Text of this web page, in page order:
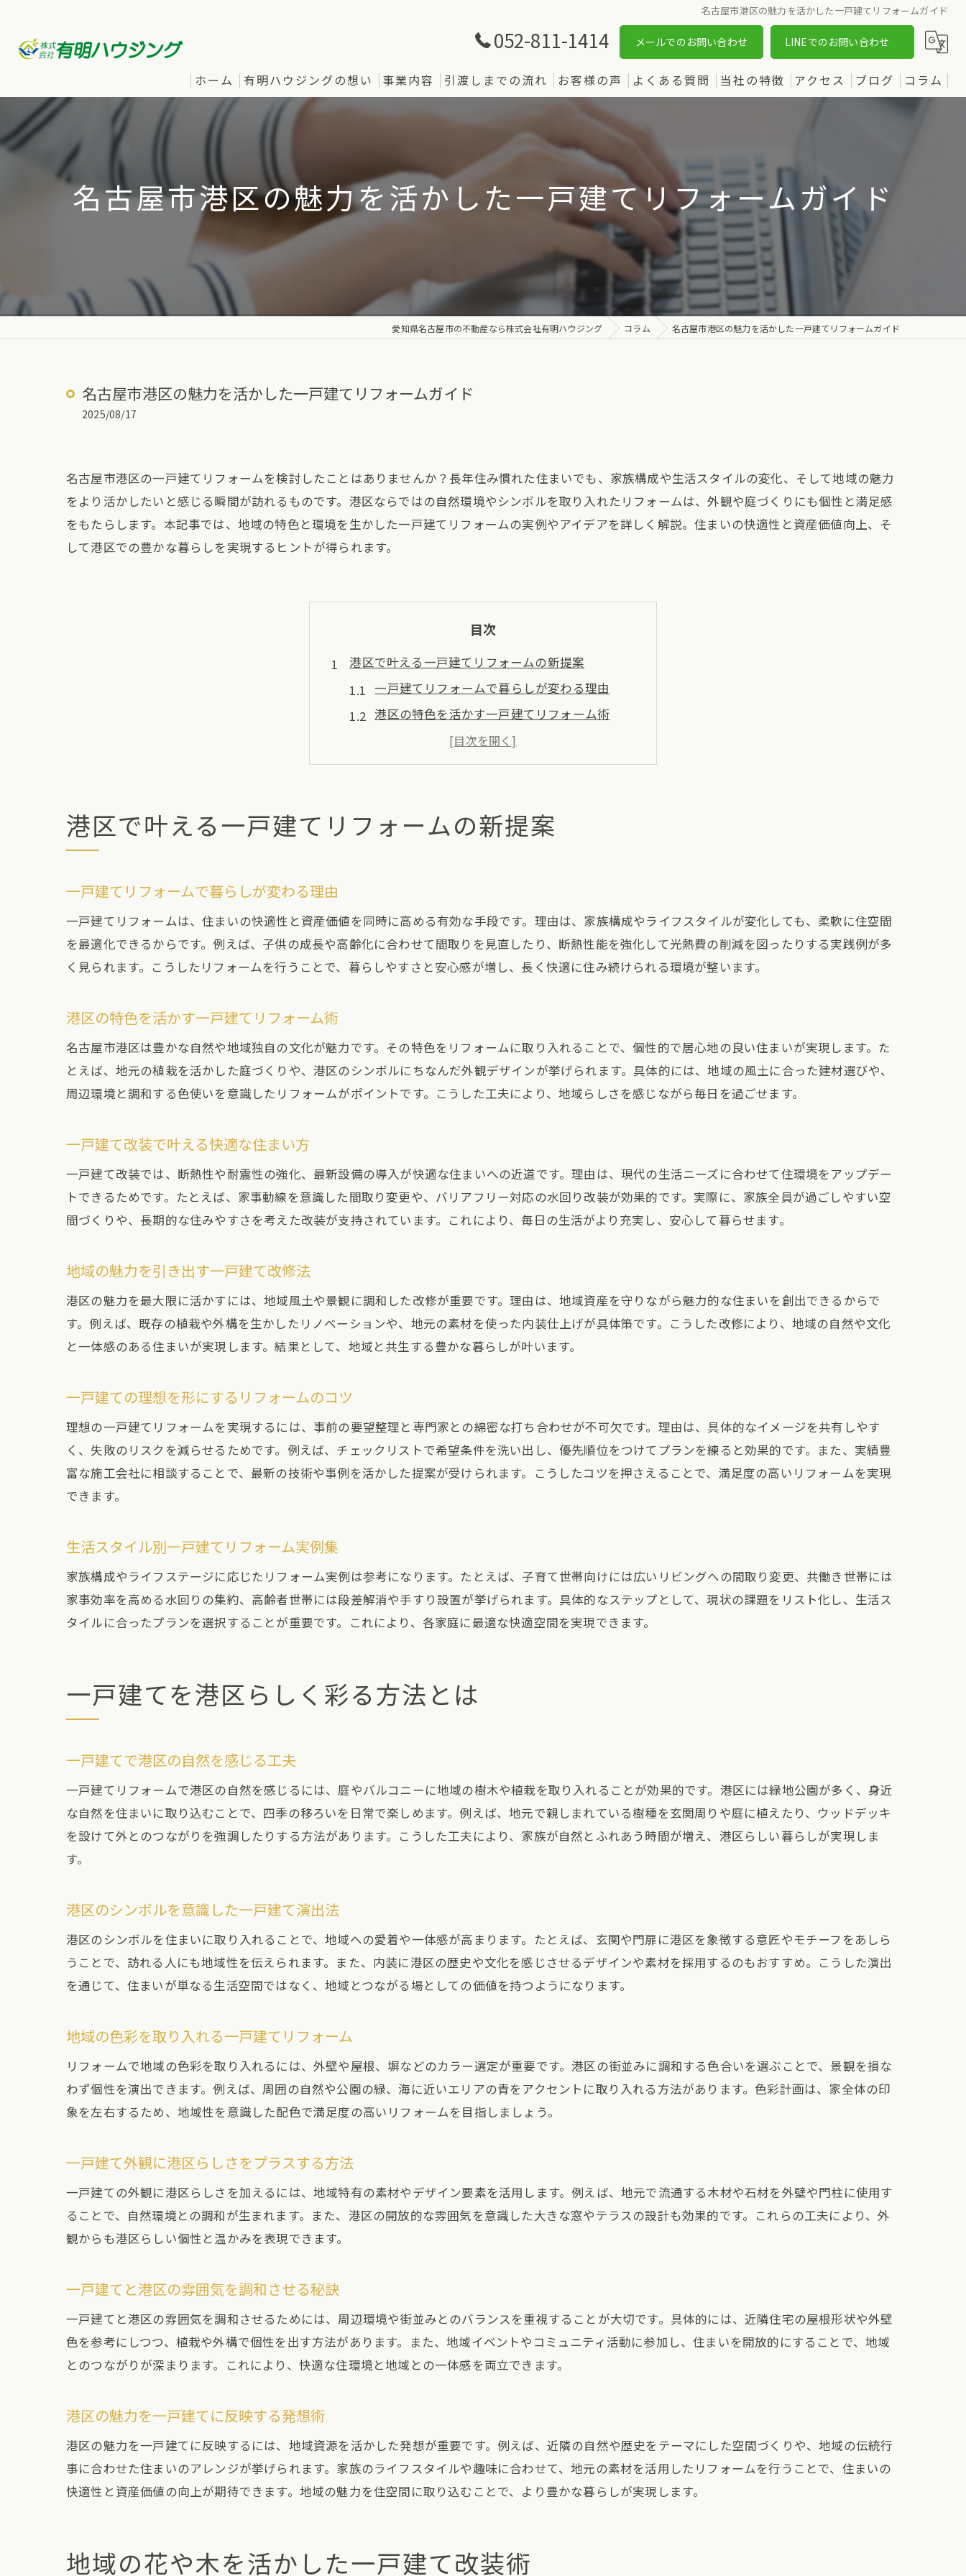
名古屋市港区の魅力を活かした一戸建てリフォームガイド
052-811-1414 メールでのお問い合わせ LINEでのお問い合わせ
ホーム 有明ハウジングの想い 事業内容 引渡しまでの流れ お客様の声 よくある質問 当社の特徴
土地
新築
中古
アクセス ブログ コラム
名古屋市港区の魅力を活かした一戸建てリフォームガイド
愛知県名古屋市の不動産なら株式会社有明ハウジング コラム 名古屋市港区の魅力を活かした一戸建てリフォームガイド
名古屋市港区の魅力を活かした一戸建てリフォームガイド
2025/08/17
名古屋市港区の一戸建てリフォームを検討したことはありませんか？長年住み慣れた住まいでも、家族構成や生活スタイルの変化、そして地域の魅力
をより活かしたいと感じる瞬間が訪れるものです。港区ならではの自然環境やシンボルを取り入れたリフォームは、外観や庭づくりにも個性と満足感
をもたらします。本記事では、地域の特色と環境を生かした一戸建てリフォームの実例やアイデアを詳しく解説。住まいの快適性と資産価値向上、そ
して港区での豊かな暮らしを実現するヒントが得られます。
目次
港区で叶える一戸建てリフォームの新提案
一戸建てリフォームで暮らしが変わる理由
港区の特色を活かす一戸建てリフォーム術
一戸建て改装で叶える快適な住まい方
地域の魅力を引き出す一戸建て改修法
生活スタイル別一戸建てリフォーム実例集
一戸建てを港区らしく彩る方法とは
地域の色彩を取り入れる一戸建てリフォーム
一戸建て外観に港区らしさをプラスする方法
一戸建てと港区の雰囲気を調和させる秘訣
一戸建てリフォームに港区の花を取り入れる
名古屋市港区の木を活かす一戸建ての庭づくり
一戸建て玄関周りに花と木を活かす方法
花や木を活かした一戸建てエクステリア設計
快適な暮らしを実現する港区の一戸建て
一戸建てで叶える港区らしい快適空間
自然光を活かした一戸建てリフォームのコツ
一戸建てリフォームで安心な暮らしを実現
港区の緑豊かな景観を活かした一戸建て改装
一戸建てに自然素材を取り入れるリフォーム法
一戸建ての資産価値を高める工夫を紹介
一戸建てリフォームで資産価値を高める方法
将来を見据えた一戸建て改装のポイント
一戸建ての長期的な価値を守る改修法
港区の歴史と調和する一戸建てリフォーム法
伝統と現代が融合する一戸建ての改装例
これからの港区で注目の一戸建てリフォーム
一戸建てリフォームの最新トレンド解説
港区で注目される一戸建て改装ポイント
港区の暮らしに合った一戸建ての変化例
一戸建てリフォームで広がる未来の暮らし
港区で叶える一戸建てリフォームの新提案
一戸建てリフォームで暮らしが変わる理由
一戸建てリフォームは、住まいの快適性と資産価値を同時に高める有効な手段です。理由は、家族構成やライフスタイルが変化しても、柔軟に住空間
を最適化できるからです。例えば、子供の成長や高齢化に合わせて間取りを見直したり、断熱性能を強化して光熱費の削減を図ったりする実践例が多
く見られます。こうしたリフォームを行うことで、暮らしやすさと安心感が増し、長く快適に住み続けられる環境が整います。
港区の特色を活かす一戸建てリフォーム術
名古屋市港区は豊かな自然や地域独自の文化が魅力です。その特色をリフォームに取り入れることで、個性的で居心地の良い住まいが実現します。た
とえば、地元の植栽を活かした庭づくりや、港区のシンボルにちなんだ外観デザインが挙げられます。具体的には、地域の風土に合った建材選びや、
周辺環境と調和する色使いを意識したリフォームがポイントです。こうした工夫により、地域らしさを感じながら毎日を過ごせます。
一戸建て改装で叶える快適な住まい方
一戸建て改装では、断熱性や耐震性の強化、最新設備の導入が快適な住まいへの近道です。理由は、現代の生活ニーズに合わせて住環境をアップデー
トできるためです。たとえば、家事動線を意識した間取り変更や、バリアフリー対応の水回り改装が効果的です。実際に、家族全員が過ごしやすい空
間づくりや、長期的な住みやすさを考えた改装が支持されています。これにより、毎日の生活がより充実し、安心して暮らせます。
地域の魅力を引き出す一戸建て改修法
港区の魅力を最大限に活かすには、地域風土や景観に調和した改修が重要です。理由は、地域資産を守りながら魅力的な住まいを創出できるからで
す。例えば、既存の植栽や外構を生かしたリノベーションや、地元の素材を使った内装仕上げが具体策です。こうした改修により、地域の自然や文化
と一体感のある住まいが実現します。結果として、地域と共生する豊かな暮らしが叶います。
一戸建ての理想を形にするリフォームのコツ
理想の一戸建てリフォームを実現するには、事前の要望整理と専門家との綿密な打ち合わせが不可欠です。理由は、具体的なイメージを共有しやす
く、失敗のリスクを減らせるためです。例えば、チェックリストで希望条件を洗い出し、優先順位をつけてプランを練ると効果的です。また、実績豊
富な施工会社に相談することで、最新の技術や事例を活かした提案が受けられます。こうしたコツを押さえることで、満足度の高いリフォームを実現
できます。
生活スタイル別一戸建てリフォーム実例集
家族構成やライフステージに応じたリフォーム実例は参考になります。たとえば、子育て世帯向けには広いリビングへの間取り変更、共働き世帯には
家事効率を高める水回りの集約、高齢者世帯には段差解消や手すり設置が挙げられます。具体的なステップとして、現状の課題をリスト化し、生活ス
タイルに合ったプランを選択することが重要です。これにより、各家庭に最適な快適空間を実現できます。
一戸建てを港区らしく彩る方法とは
一戸建てで港区の自然を感じる工夫
一戸建てリフォームで港区の自然を感じるには、庭やバルコニーに地域の樹木や植栽を取り入れることが効果的です。港区には緑地公園が多く、身近
な自然を住まいに取り込むことで、四季の移ろいを日常で楽しめます。例えば、地元で親しまれている樹種を玄関周りや庭に植えたり、ウッドデッキ
を設けて外とのつながりを強調したりする方法があります。こうした工夫により、家族が自然とふれあう時間が増え、港区らしい暮らしが実現しま
す。
港区のシンボルを意識した一戸建て演出法
港区のシンボルを住まいに取り入れることで、地域への愛着や一体感が高まります。たとえば、玄関や門扉に港区を象徴する意匠やモチーフをあしら
うことで、訪れる人にも地域性を伝えられます。また、内装に港区の歴史や文化を感じさせるデザインや素材を採用するのもおすすめ。こうした演出
を通じて、住まいが単なる生活空間ではなく、地域とつながる場としての価値を持つようになります。
地域の色彩を取り入れる一戸建てリフォーム
リフォームで地域の色彩を取り入れるには、外壁や屋根、塀などのカラー選定が重要です。港区の街並みに調和する色合いを選ぶことで、景観を損な
わず個性を演出できます。例えば、周囲の自然や公園の緑、海に近いエリアの青をアクセントに取り入れる方法があります。色彩計画は、家全体の印
象を左右するため、地域性を意識した配色で満足度の高いリフォームを目指しましょう。
一戸建て外観に港区らしさをプラスする方法
一戸建ての外観に港区らしさを加えるには、地域特有の素材やデザイン要素を活用します。例えば、地元で流通する木材や石材を外壁や門柱に使用す
ることで、自然環境との調和が生まれます。また、港区の開放的な雰囲気を意識した大きな窓やテラスの設計も効果的です。これらの工夫により、外
観からも港区らしい個性と温かみを表現できます。
一戸建てと港区の雰囲気を調和させる秘訣
一戸建てと港区の雰囲気を調和させるためには、周辺環境や街並みとのバランスを重視することが大切です。具体的には、近隣住宅の屋根形状や外壁
色を参考にしつつ、植栽や外構で個性を出す方法があります。また、地域イベントやコミュニティ活動に参加し、住まいを開放的にすることで、地域
とのつながりが深まります。これにより、快適な住環境と地域との一体感を両立できます。
港区の魅力を一戸建てに反映する発想術
港区の魅力を一戸建てに反映するには、地域資源を活かした発想が重要です。例えば、近隣の自然や歴史をテーマにした空間づくりや、地域の伝統行
事に合わせた住まいのアレンジが挙げられます。家族のライフスタイルや趣味に合わせて、地元の素材を活用したリフォームを行うことで、住まいの
快適性と資産価値の向上が期待できます。地域の魅力を住空間に取り込むことで、より豊かな暮らしが実現します。
地域の花や木を活かした一戸建て改装術